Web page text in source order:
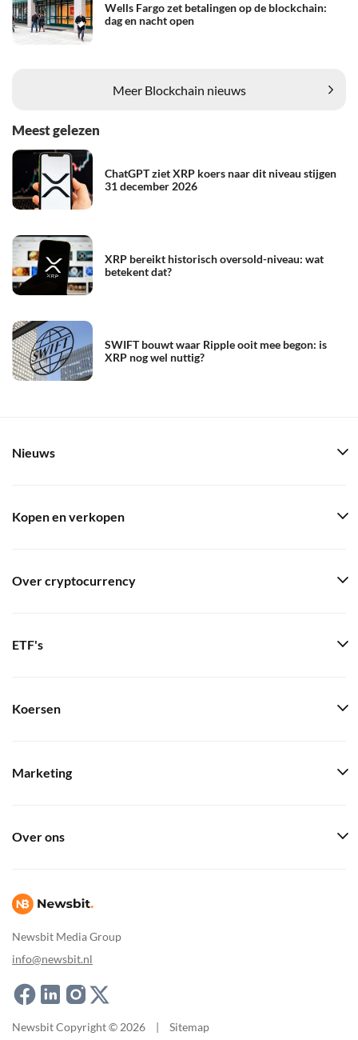
Wells Fargo zet betalingen op de blockchain:
dag en nacht open
Meer Blockchain nieuws
Meest gelezen
ChatGPT ziet XRP koers naar dit niveau stijgen
31 december 2026
XRP bereikt historisch oversold-niveau: wat
betekent dat?
SWIFT bouwt waar Ripple ooit mee begon: is
XRP nog wel nuttig?
Newsbit Media Group
info@newsbit.nl
Nieuws
Kopen en verkopen
Over cryptocurrency
ETF's
Koersen
Marketing
Over ons
Newsbit Copyright © 2026 | Sitemap